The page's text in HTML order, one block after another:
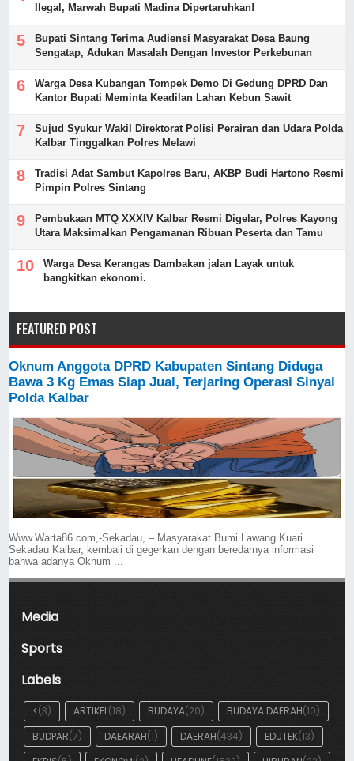
Ilegal, Marwah Bupati Madina Dipertaruhkan!
Bupati Sintang Terima Audiensi Masyarakat Desa Baung
Sengatap, Adukan Masalah Dengan Investor Perkebunan
Warga Desa Kubangan Tompek Demo Di Gedung DPRD Dan
Kantor Bupati Meminta Keadilan Lahan Kebun Sawit
Sujud Syukur Wakil Direktorat Polisi Perairan dan Udara Polda
Kalbar Tinggalkan Polres Melawi
Tradisi Adat Sambut Kapolres Baru, AKBP Budi Hartono Resmi
Pimpin Polres Sintang
Pembukaan MTQ XXXIV Kalbar Resmi Digelar, Polres Kayong
Utara Maksimalkan Pengamanan Ribuan Peserta dan Tamu
Warga Desa Kerangas Dambakan jalan Layak untuk
bangkitkan ekonomi.
FEATURED POST
Oknum Anggota DPRD Kabupaten Sintang Diduga
Bawa 3 Kg Emas Siap Jual, Terjaring Operasi Sinyal
Polda Kalbar
Www.Warta86.com,-Sekadau, – Masyarakat Bumi Lawang Kuari
Sekadau Kalbar, kembali di gegerkan dengan beredarnya informasi
bahwa adanya Oknum ...
Media
Sports
Labels
<(3) ARTIKEL(18) BUDAYA(20) BUDAYA DAERAH(10)
BUDPAR(7) DAEARAH(1) DAERAH(434) EDUTEK(13)